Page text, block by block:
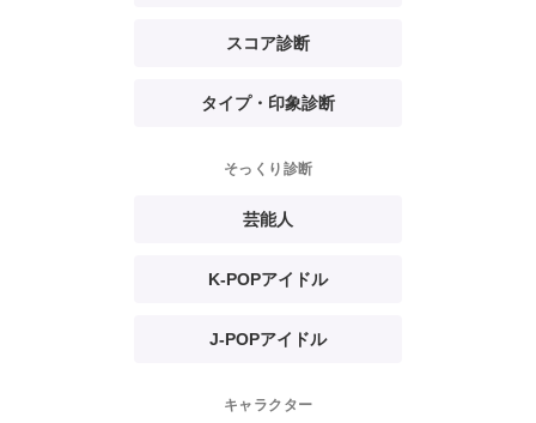
スコア診断
タイプ・印象診断
そっくり診断
芸能人
K-POPアイドル
J-POPアイドル
キャラクター